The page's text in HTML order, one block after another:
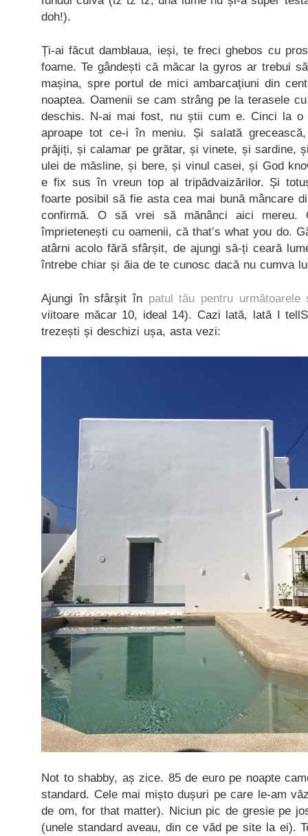
doh!).
Ți-ai făcut damblaua, ieși, te freci ghebos cu
foame. Te gândești că măcar la gyros ar trebui
mașina, spre portul de mici ambarcațiuni din
noaptea. Oamenii se cam strâng pe la terasele
deschis. N-ai mai fost, nu știi cum e. Cinci la o
aproape tot ce-i în meniu. Și salată
prăjiți, și calamar pe grătar, și vinete, și sardine,
ulei de măsline, și bere, și vinul casei, și God
e fix sus în vreun top al tripădvaizărilor. Și
foarte posibil să fie asta cea mai bună mâncare
confirmă. O să vrei să mănânci aici
împrietenești cu oamenii, că that’s what you do.
atârni acolo fără sfârșit, de ajungi să-ți ceară
întrebe chiar și ăia de te cunosc dacă nu cumva
Ajungi în sfârșit în patul tău pentru următoarele
viitoare măcar 10, ideal 14). Cazi lată, lată I
trezești și deschizi ușa, asta vezi:
Not to shabby, aș zice. 85 de euro pe noapte
standard. Cele mai mișto dușuri pe care le-am
de om, for that matter). Niciun pic de gresie pe
(unele standard aveau, din ce văd pe site la ei).